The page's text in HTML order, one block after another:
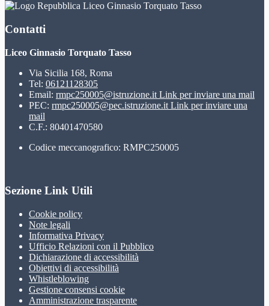
Liceo Ginnasio Torquato Tasso
Contatti
Liceo Ginnasio Torquato Tasso
Via Sicilia 168, Roma
Tel: 06121128305
Email: rmpc250005@istruzione.it Link per inviare una mail
PEC: rmpc250005@pec.istruzione.it Link per inviare una
mail
C.F.: 80401470580
Codice meccanografico: RMPC250005
Sezione Link Utili
Cookie policy
Note legali
Informativa Privacy
Ufficio Relazioni con il Pubblico
Dichiarazione di accessibilità
Obiettivi di accessibilità
Whistleblowing
Gestione consensi cookie
Amministrazione trasparente